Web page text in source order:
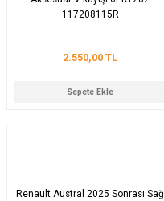
117208115R
2.550,00 TL
Sepete Ekle
Renault Austral 2025 Sonrası Sağ